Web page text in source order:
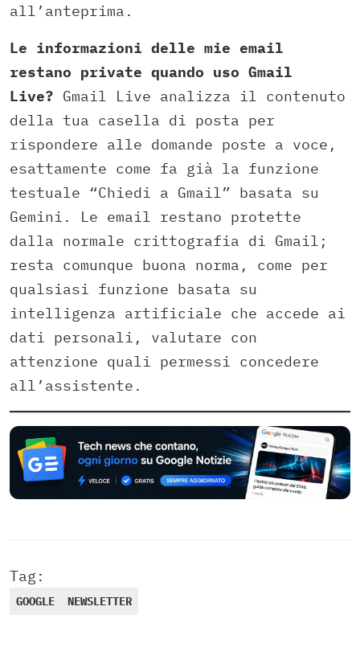
all’anteprima.
Le informazioni delle mie email
restano private quando uso Gmail
Live? Gmail Live analizza il contenuto
della tua casella di posta per
rispondere alle domande poste a voce,
esattamente come fa già la funzione
testuale “Chiedi a Gmail” basata su
Gemini. Le email restano protette
dalla normale crittografia di Gmail;
resta comunque buona norma, come per
qualsiasi funzione basata su
intelligenza artificiale che accede ai
dati personali, valutare con
attenzione quali permessi concedere
all’assistente.
Tag:
GOOGLE NEWSLETTER